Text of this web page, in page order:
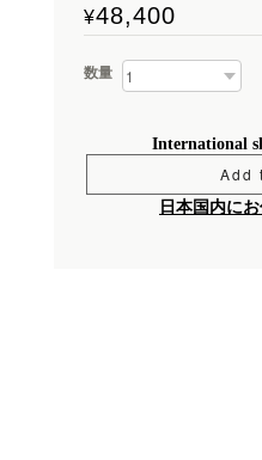
¥48,400
数量
International
Add
日本国内に